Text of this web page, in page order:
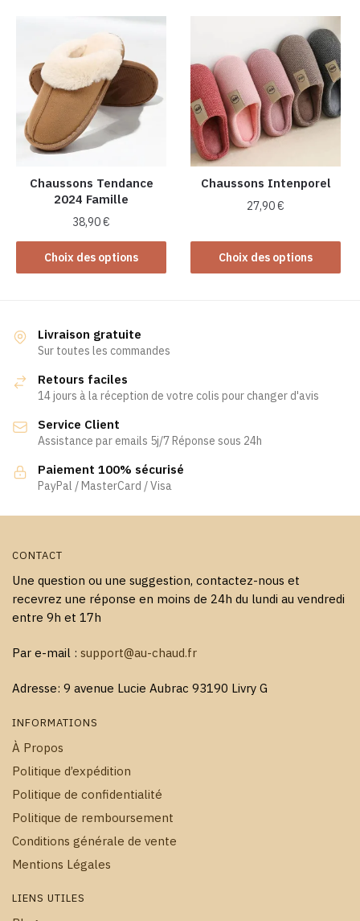
plusieurs
variations.
Les
options
peuvent
être
choisies
la
page
du
produit
plusieurs
variations.
Les
options
peuvent
être
choisies
la
page
produit
Chaussons Tendance
2024 Famille
38,90€
Choix des options
Ce
produit
variations.
Les
peuvent
choisies
sur
la
page
Chaussons Intenporel
27,90€
Choix des options
produit
a
être
Livraison gratuite
Sur toutes les commandes
Retours faciles
14 jours à la réception de votre colis pour changer d'avis
Service Client
Assistance par emails 5j/7 Réponse sous 24h
Paiement 100% sécurisé
PayPal / MasterCard / Visa
CONTACT
Une question ou une suggestion, contactez-nous et
recevrez une réponse en moins de 24h du lundi au vendredi
entre 9h et 17h
Par e-mail : support@au-chaud.fr
Adresse: 9 avenue Lucie Aubrac 93190 Livry G
INFORMATIONS
À Propos
Politique d’expédition
Politique de confidentialité
Politique de remboursement
Conditions générale de vente
Mentions Légales
LIENS UTILES